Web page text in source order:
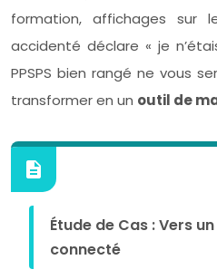
formation, affichages sur
accidenté déclare « je
PPSPS bien rangé ne vous
transformer en un outil de
Étude de Cas : Vers
connecté